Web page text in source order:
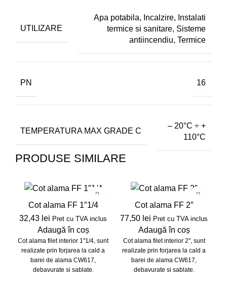
UTILIZARE
Apa potabila, Incalzire, Instalati
termice si sanitare, Sisteme
antiincendiu, Termice
PN 16
TEMPERATURA MAX GRADE C
– 20°C ÷ +
110°C
PRODUSE SIMILARE
Cot alama FF 1″1/4
32,43 lei Pret cu TVA inclus
Adaugă în coș
Cot alama filet interior 1"1/4, sunt
realizate prin forjarea la cald a
barei de alama CW617,
debavurate si sablate.
Cot alama FF 2″
77,50 lei Pret cu TVA inclus
Adaugă în coș
Cot alama filet interior 2", sunt
realizate prin forjarea la cald a
barei de alama CW617,
debavurate si sablate.